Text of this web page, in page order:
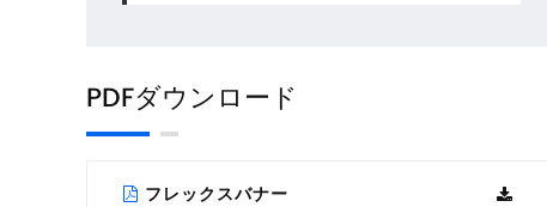
PDFダウンロード
フレックスバナー